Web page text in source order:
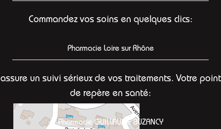
Commandez vos soins en quelques clics:
Pharmacie Loire sur Rhône
assure un suivi sérieux de vos traitements. Votre point
de repère en santé:
Pharmacie GUILLAUME BUZANCY